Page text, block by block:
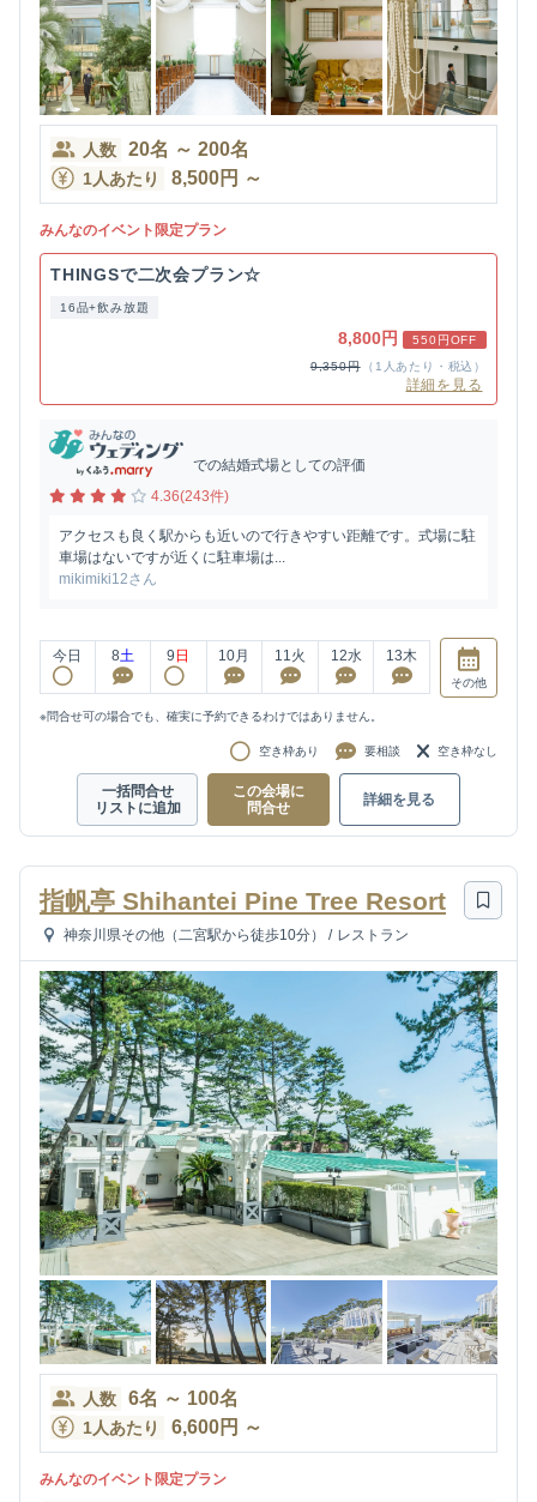
人数 20名 ～ 200名
1人あたり 8,500円 ～
みんなのイベント限定プラン
THINGSで二次会プラン☆
16品+飲み放題
8,800円
550円OFF
9,350円
（1人あたり・税込）
詳細を見る
での結婚式場としての評価
4.36(243件)
アクセスも良く駅からも近いので行きやすい距離です。式場に駐
車場はないですが近くに駐車場は...
mikimiki12さん
今日 8土 9 日 10月 11火 12水 13木
その他
※問合せ可の場合でも、確実に予約できるわけではありません。
空き枠あり 要相談 空き枠なし
一括問合せ
リストに追加
この会場に
問合せ
詳細を見る
指帆亭 Shihantei Pine Tree Resort
神奈川県その他（二宮駅から徒歩10分） / レストラン
人数 6名 ～ 100名
1人あたり 6,600円 ～
みんなのイベント限定プラン